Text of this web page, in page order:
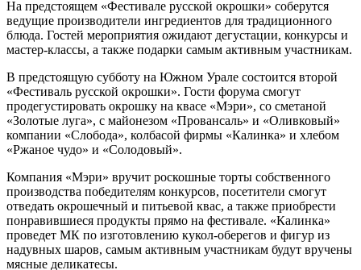
На предстоящем «Фестивале русской окрошки» соберутся
ведущие производители ингредиентов для традиционного
блюда. Гостей мероприятия ожидают дегустации, конкурсы и
мастер-классы, а также подарки самым активным участникам.
В предстоящую субботу на Южном Урале состоится второй
«Фестиваль русской окрошки». Гости форума смогут
продегустировать окрошку на квасе «Мэри», со сметаной
«Золотые луга», с майонезом «Провансаль» и «Оливковый»
компании «Слобода», колбасой фирмы «Калинка» и хлебом
«Ржаное чудо» и «Солодовый».
Компания «Мэри» вручит роскошные торты собственного
производства победителям конкурсов, посетители смогут
отведать окрошечный и питьевой квас, а также приобрести
понравившиеся продукты прямо на фестивале. «Калинка»
проведет МК по изготовлению кукол-оберегов и фигур из
надувных шаров, самым активным участникам будут вручены
мясные деликатесы.